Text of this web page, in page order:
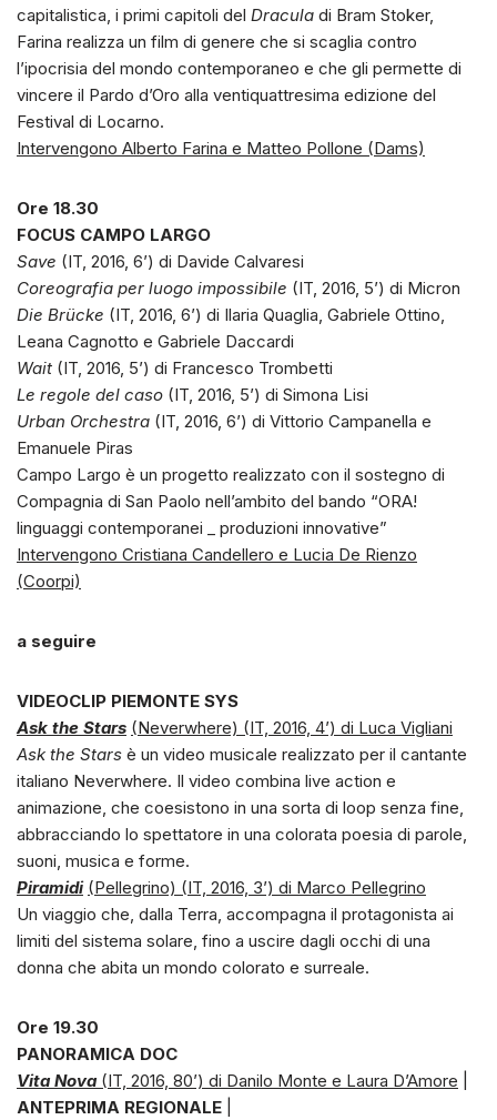
capitalistica, i primi capitoli del Dracula di Bram Stoker,
Farina realizza un film di genere che si scaglia contro
l’ipocrisia del mondo contemporaneo e che gli permette di
vincere il Pardo d’Oro alla ventiquattresima edizione del
Festival di Locarno.
Intervengono Alberto Farina e Matteo Pollone (Dams)
Ore 18.30
FOCUS CAMPO LARGO
Save (IT, 2016, 6’) di Davide Calvaresi
Coreografia per luogo impossibile (IT, 2016, 5’) di Micron
Die Brücke (IT, 2016, 6’) di Ilaria Quaglia, Gabriele Ottino,
Leana Cagnotto e Gabriele Daccardi
Wait (IT, 2016, 5’) di Francesco Trombetti
Le regole del caso (IT, 2016, 5’) di Simona Lisi
Urban Orchestra (IT, 2016, 6’) di Vittorio Campanella e
Emanuele Piras
Campo Largo è un progetto realizzato con il sostegno di
Compagnia di San Paolo nell’ambito del bando “ORA!
linguaggi contemporanei _ produzioni innovative”
Intervengono Cristiana Candellero e Lucia De Rienzo
(Coorpi)
a seguire
VIDEOCLIP PIEMONTE SYS
Ask the Stars (Neverwhere) (IT, 2016, 4’) di Luca Vigliani
Ask the Stars è un video musicale realizzato per il cantante
italiano Neverwhere. Il video combina live action e
animazione, che coesistono in una sorta di loop senza fine,
abbracciando lo spettatore in una colorata poesia di parole,
suoni, musica e forme.
Piramidi (Pellegrino) (IT, 2016, 3’) di Marco Pellegrino
Un viaggio che, dalla Terra, accompagna il protagonista ai
limiti del sistema solare, fino a uscire dagli occhi di una
donna che abita un mondo colorato e surreale.
Ore 19.30
PANORAMICA DOC
Vita Nova(IT, 2016, 80’) di Danilo Monte e Laura D’Amore
ANTEPRIMA REGIONALE